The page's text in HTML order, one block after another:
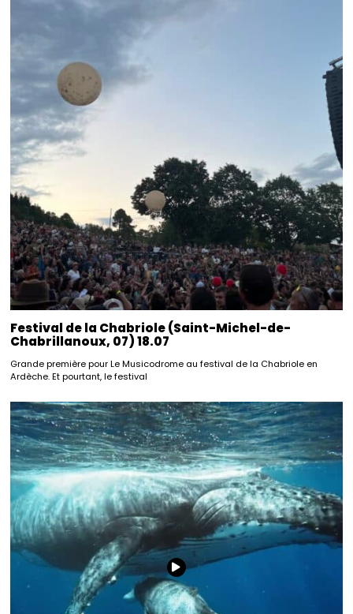
Festival de la Chabriole (Saint-Michel-de-
Chabrillanoux, 07) 18.07
Grande première pour Le Musicodrome au festival de la Chabriole en
Ardèche. Et pourtant, le festival